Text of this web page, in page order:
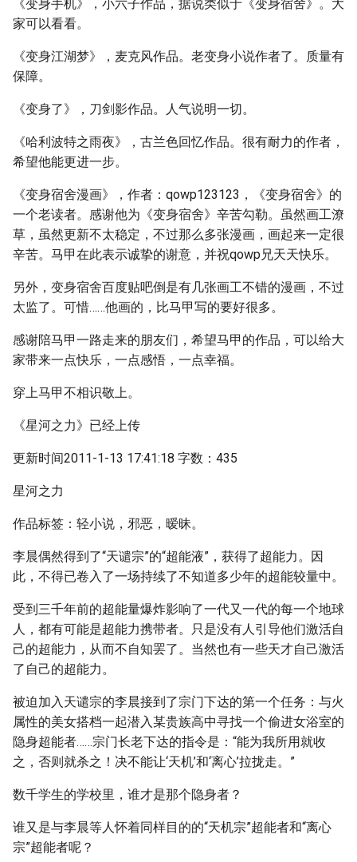
《变身手机》，小六子作品，据说类似于《变身宿舍》。大
家可以看看。
《变身江湖梦》，麦克风作品。老变身小说作者了。质量有
保障。
《变身了》，刀剑影作品。人气说明一切。
《哈利波特之雨夜》，古兰色回忆作品。很有耐力的作者，
希望他能更进一步。
《变身宿舍漫画》，作者：qowp123123，《变身宿舍》的
一个老读者。感谢他为《变身宿舍》辛苦勾勒。虽然画工潦
草，虽然更新不太稳定，不过那么多张漫画，画起来一定很
辛苦。马甲在此表示诚挚的谢意，并祝qowp兄天天快乐。
另外，变身宿舍百度贴吧倒是有几张画工不错的漫画，不过
太监了。可惜……他画的，比马甲写的要好很多。
感谢陪马甲一路走来的朋友们，希望马甲的作品，可以给大
家带来一点快乐，一点感悟，一点幸福。
穿上马甲不相识敬上。
《星河之力》已经上传
更新时间2011-1-13 17:41:18 字数：435
星河之力
作品标签：轻小说，邪恶，暧昧。
李晨偶然得到了“天谴宗”的“超能液”，获得了超能力。因
此，不得已卷入了一场持续了不知道多少年的超能较量中。
受到三千年前的超能量爆炸影响了一代又一代的每一个地球
人，都有可能是超能力携带者。只是没有人引导他们激活自
己的超能力，从而不自知罢了。当然也有一些天才自己激活
了自己的超能力。
被迫加入天谴宗的李晨接到了宗门下达的第一个任务：与火
属性的美女搭档一起潜入某贵族高中寻找一个偷进女浴室的
隐身超能者……宗门长老下达的指令是：“能为我所用就收
之，否则就杀之！决不能让‘天机’和‘离心’拉拢走。”
数千学生的学校里，谁才是那个隐身者？
谁又是与李晨等人怀着同样目的的“天机宗”超能者和“离心
宗”超能者呢？